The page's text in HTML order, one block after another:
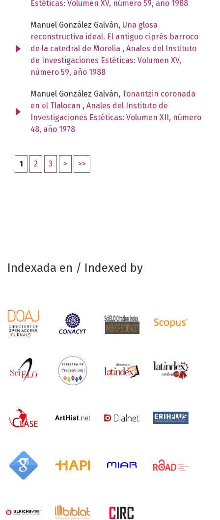
Estéticas: Volumen XV, número 59, año 1988
Manuel González Galván, Una glosa
reconstructiva ideal. El antiguo ciprés barroco
de la catedral de Morelia , Anales del Instituto
de Investigaciones Estéticas: Volumen XV,
número 59, año 1988
Manuel González Galván, Tonantzin coronada
en el Tlalocan , Anales del Instituto de
Investigaciones Estéticas: Volumen XII, número
48, año 1978
1 2 3 > >>
Indexada en / Indexed by